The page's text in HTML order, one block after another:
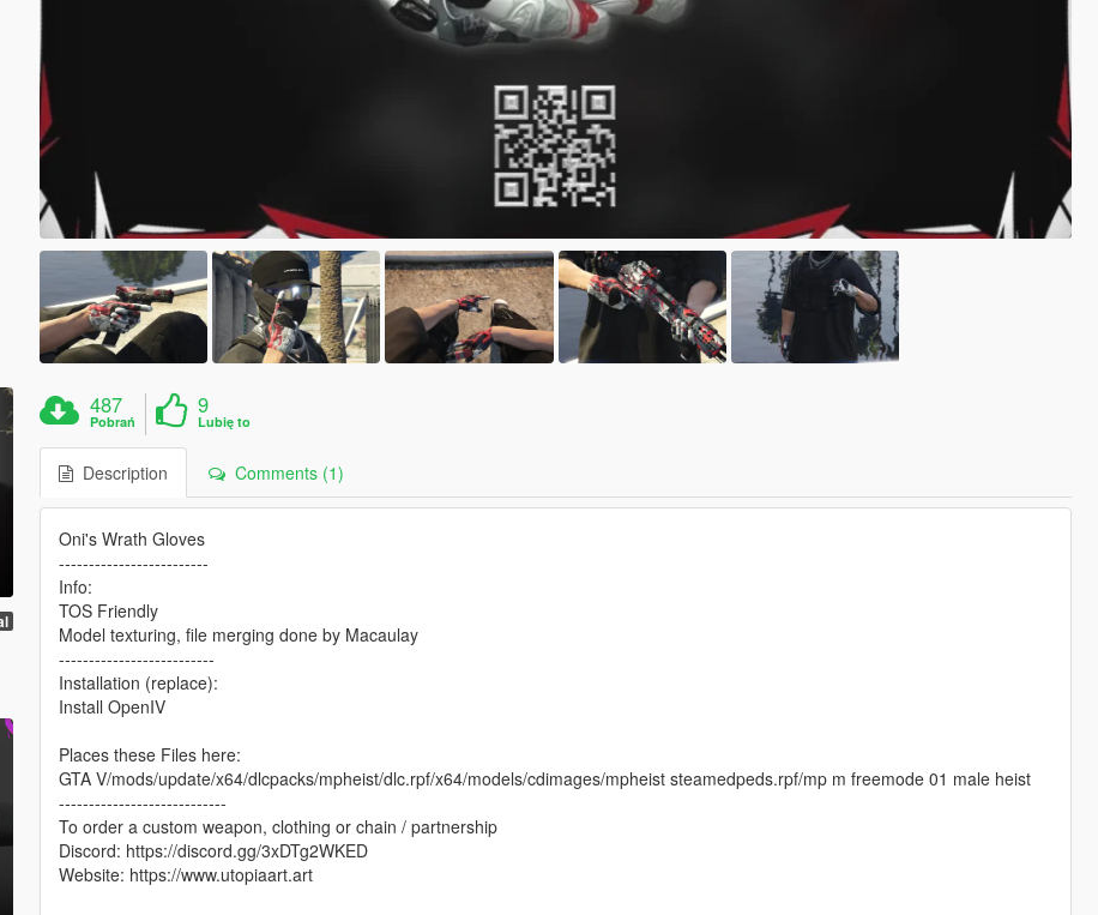
487
Pobrań
9
Lubię to
Description Comments (1)
Oni's Wrath Gloves
-------------------------
Info:
TOS Friendly
Model texturing, file merging done by Macaulay
--------------------------
Installation (replace):
Install OpenIV
Places these Files here:
GTA V/mods/update/x64/dlcpacks/mpheist/dlc.rpf/x64/models/cdimages/mpheist steamedpeds.rpf/mp m freemode 01 male heist
----------------------------
To order a custom weapon, clothing or chain / partnership
Discord: https://discord.gg/3xDTg2WKED
Website: https://www.utopiaart.art